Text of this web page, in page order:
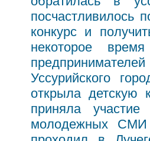
посчастливилось
конкурс и
некоторое
Уссурийского
открыла детскую
приняла
молодежных СМИ